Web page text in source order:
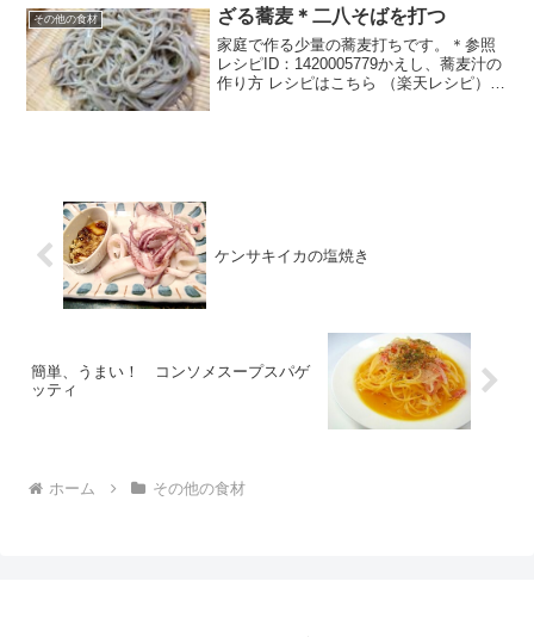
その他の食材 ざる蕎麦＊二八そばを打つ
家庭で作る少量の蕎麦打ちです。＊参照
レシピID：1420005779かえし、蕎麦汁の
作り方 レシピはこちら （楽天レシピ）
ケンサキイカの塩焼き
簡単、うまい！ コンソメスープスパゲ
ッティ
ホーム その他の食材